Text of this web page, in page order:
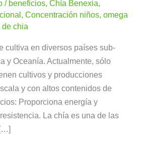
/ beneficios,Chía Benexia,
,Concentración niños,omega
chia
cultiva en diversos países sub-
y Oceanía. Actualmente, sólo
cultivos y producciones
y con altos contenidos de
Proporciona energía y
La chía es una de las